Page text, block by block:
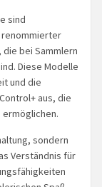
sind
renommierter
bei Sammlern
Diese Modelle
und die
aus, die
sondern
Verständnis für